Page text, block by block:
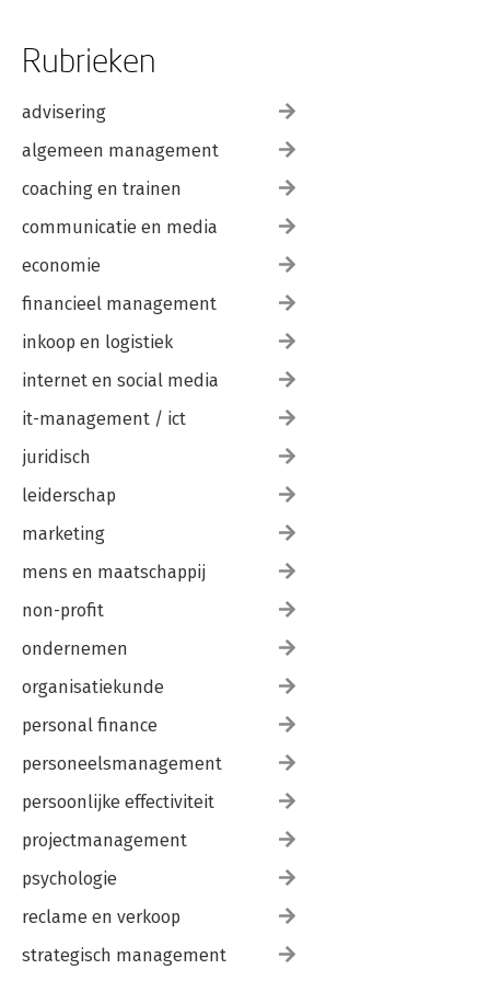
Rubrieken
advisering
algemeen management
coaching en trainen
communicatie en media
economie
financieel management
inkoop en logistiek
internet en social media
it-management / ict
juridisch
leiderschap
marketing
mens en maatschappij
non-profit
ondernemen
organisatiekunde
personal finance
personeelsmanagement
persoonlijke effectiviteit
projectmanagement
psychologie
reclame en verkoop
strategisch management